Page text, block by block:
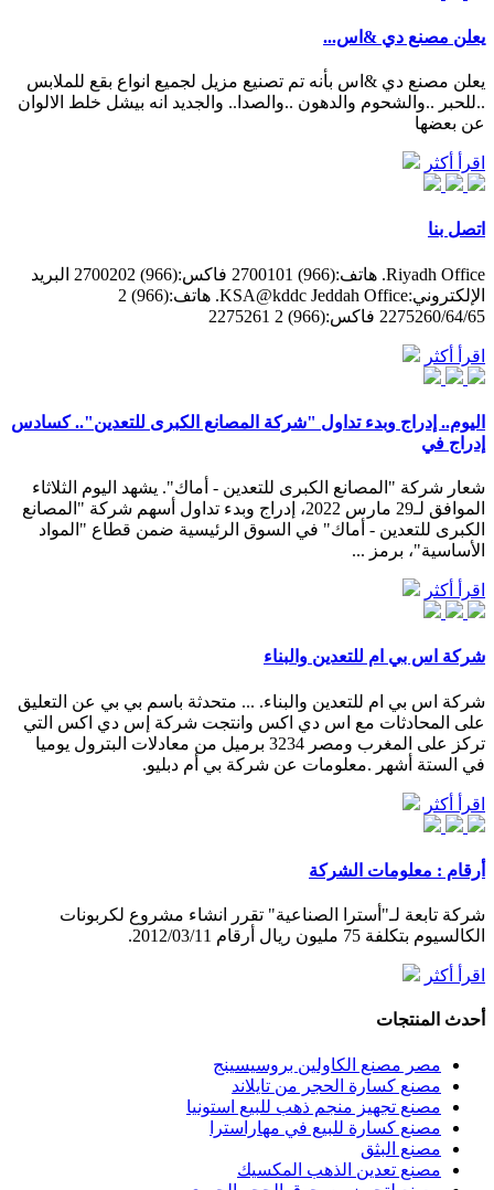
‫يعلن مصنع دي &اس...
يعلن مصنع دي &اس بأنه تم تصنيع مزيل لجميع انواع بقع للملابس
..للحبر ..والشحوم والدهون ..والصدا.. والجديد انه بيشل خلط الالوان
عن بعضها
اقرأ أكثر
اتصل بنا
Riyadh Office. هاتف:(966) 2700101 فاكس:(966) 2700202 البريد
الإلكتروني:KSA@kddc Jeddah Office. هاتف:(966) 2
2275260/64/65 فاكس:(966) 2 2275261
اقرأ أكثر
اليوم.. إدراج وبدء تداول "شركة المصانع الكبرى للتعدين".. كسادس
إدراج في
شعار شركة "المصانع الكبرى للتعدين - أماك". يشهد اليوم الثلاثاء
الموافق لـ29 مارس 2022، إدراج وبدء تداول أسهم شركة "المصانع
الكبرى للتعدين - أماك" في السوق الرئيسية ضمن قطاع "المواد
الأساسية"، برمز ...
اقرأ أكثر
شركة اس بي ام للتعدين والبناء
شركة اس بي ام للتعدين والبناء. ... متحدثة باسم بي بي عن التعليق
على المحادثات مع اس دي اكس وانتجت شركة إس دي اكس التي
تركز على المغرب ومصر 3234 برميل من معادلات البترول يوميا
في الستة أشهر .معلومات عن شركة بي أم دبليو.
اقرأ أكثر
أرقام : معلومات الشركة
شركة تابعة لـ"أسترا الصناعية" تقرر انشاء مشروع لكربونات
الكالسيوم بتكلفة 75 مليون ريال‬ أرقام 2012/03/11.
اقرأ أكثر
أحدث المنتجات
مصر مصنع الكاولين بروسيسينج
مصنع كسارة الحجر من تايلاند
مصنع تجهيز منجم ذهب للبيع استونيا
مصنع كسارة للبيع في مهاراسترا
مصنع البثق
مصنع تعدين الذهب المكسيك